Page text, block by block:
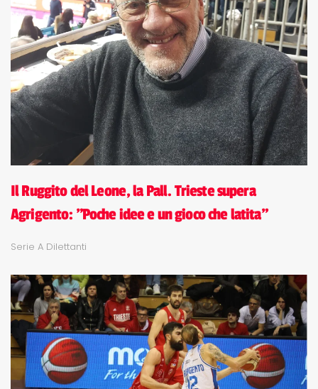
Il Ruggito del Leone, la Pall. Trieste supera
Agrigento: "Poche idee e un gioco che latita"
Serie A Dilettanti